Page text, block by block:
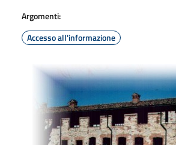
Argomenti:
Accesso all'informazione